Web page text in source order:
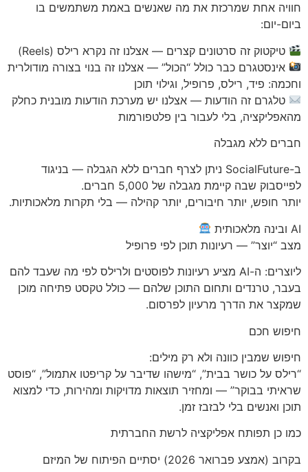
חוויה אחת שמרכזת את מה שאנשים באמת משתמשים בו
ביום-יום:
טיקטוק זה סרטונים קצרים — אצלנו זה נקרא רילס (Reels)
אינסטגרם כבר כולל “הכול” — אצלנו זה בנוי בצורה מודולרית
וחכמה: פיד, רילס, פרופיל, וגילוי תוכן
טלגרם זה הודעות — אצלנו יש מערכת הודעות מובנית כחלק
מהאפליקציה, בלי לעבור בין פלטפורמות
חברים ללא מגבלה
ב-SocialFuture ניתן לצרף חברים ללא הגבלה — בניגוד
לפייסבוק שבה קיימת מגבלה של 5,000 חברים.
יותר חופש, יותר חיבורים, יותר קהילה — בלי תקרות מלאכותיות.
AI ובינה מלאכותית
מצב “יוצר” — רעיונות תוכן לפי פרופיל
ליוצרים: ה-AI מציע רעיונות לפוסטים ולרילס לפי מה שעבד להם
בעבר, טרנדים ותחום התוכן שלהם — כולל טקסט פתיחה מוכן
שמקצר את הדרך מרעיון לפרסום.
חיפוש חכם
חיפוש שמבין כוונה ולא רק מילים:
“רילס על כושר בבית”, “מישהו שדיבר על קריפטו אתמול”, “פוסט
שראיתי בבוקר” — ומחזיר תוצאות מדויקות ומהירות, כדי למצוא
תוכן ואנשים בלי לבזבז זמן.
כמו כן תפותח אפליקציה לרשת החברתית
בקרוב (אמצע פברואר 2026) יסתיים הפיתוח של המיזם